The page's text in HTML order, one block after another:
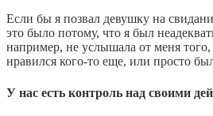
Если бы я позвал девушку на
это было потому, что я был
например, не услышала от меня того,
нравился кого-то еще, или просто
У нас есть контроль над своими